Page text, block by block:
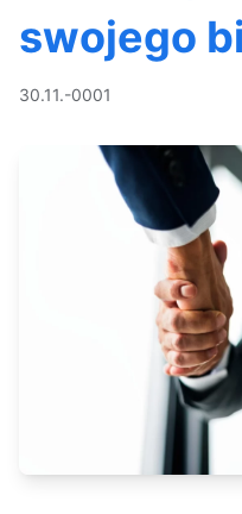
swojego
30.11.-0001